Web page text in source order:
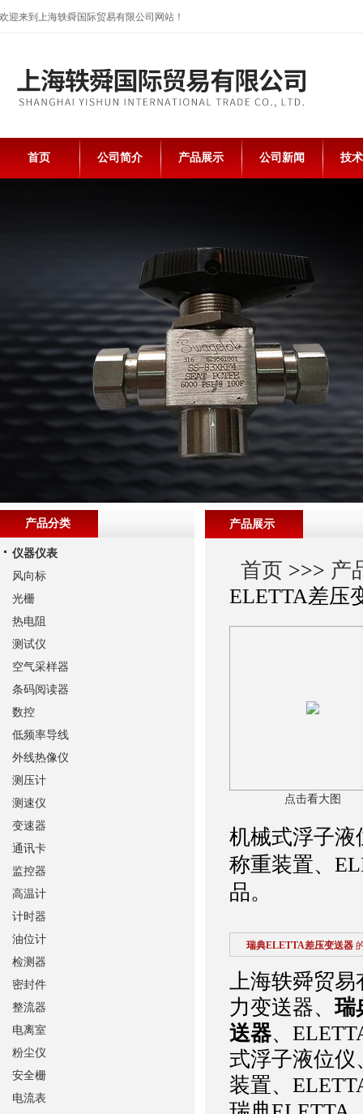
欢迎来到上海轶舜国际贸易有限公司网站！
首页 公司简介 产品展示 公司新闻 技
产品展示
首页 >>> 产
ELETTA差压
点击看大图
机械式浮子液
称重装置、
品。
瑞典ELETTA差压变送器
上海轶舜贸易
力变送器、瑞
送器、
式浮子液位仪
装置、
产品分类
仪器仪表
风向标
光栅
热电阻
测试仪
空气采样器
条码阅读器
数控
低频率导线
外线热像仪
测压计
测速仪
变速器
通讯卡
监控器
高温计
计时器
油位计
检测器
密封件
整流器
电离室
粉尘仪
安全栅
电流表